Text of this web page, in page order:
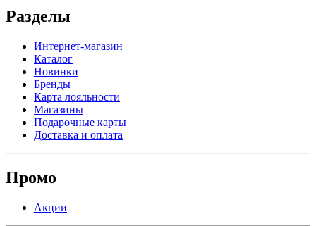
Разделы
Интернет-магазин
Каталог
Новинки
Бренды
Карта лояльности
Магазины
Подарочные карты
Доставка и оплата
Промо
Акции